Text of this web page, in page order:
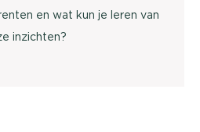
en wat kun je leren van
inzichten?